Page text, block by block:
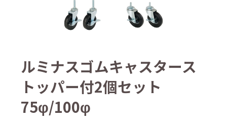
ルミナスゴムキャスタース
トッパー付2個セット
75φ/100φ